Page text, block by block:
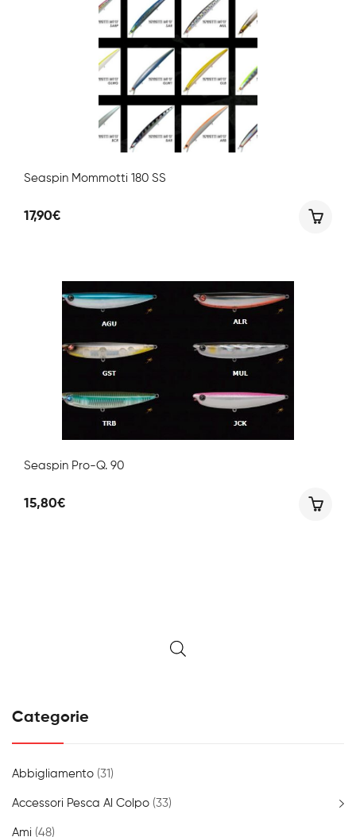
Seaspin Mommotti 180 SS
17,90€
Seaspin Pro-Q. 90
15,80€
Categorie
Abbigliamento (31)
Accessori Pesca Al Colpo (33)
Ami (48)